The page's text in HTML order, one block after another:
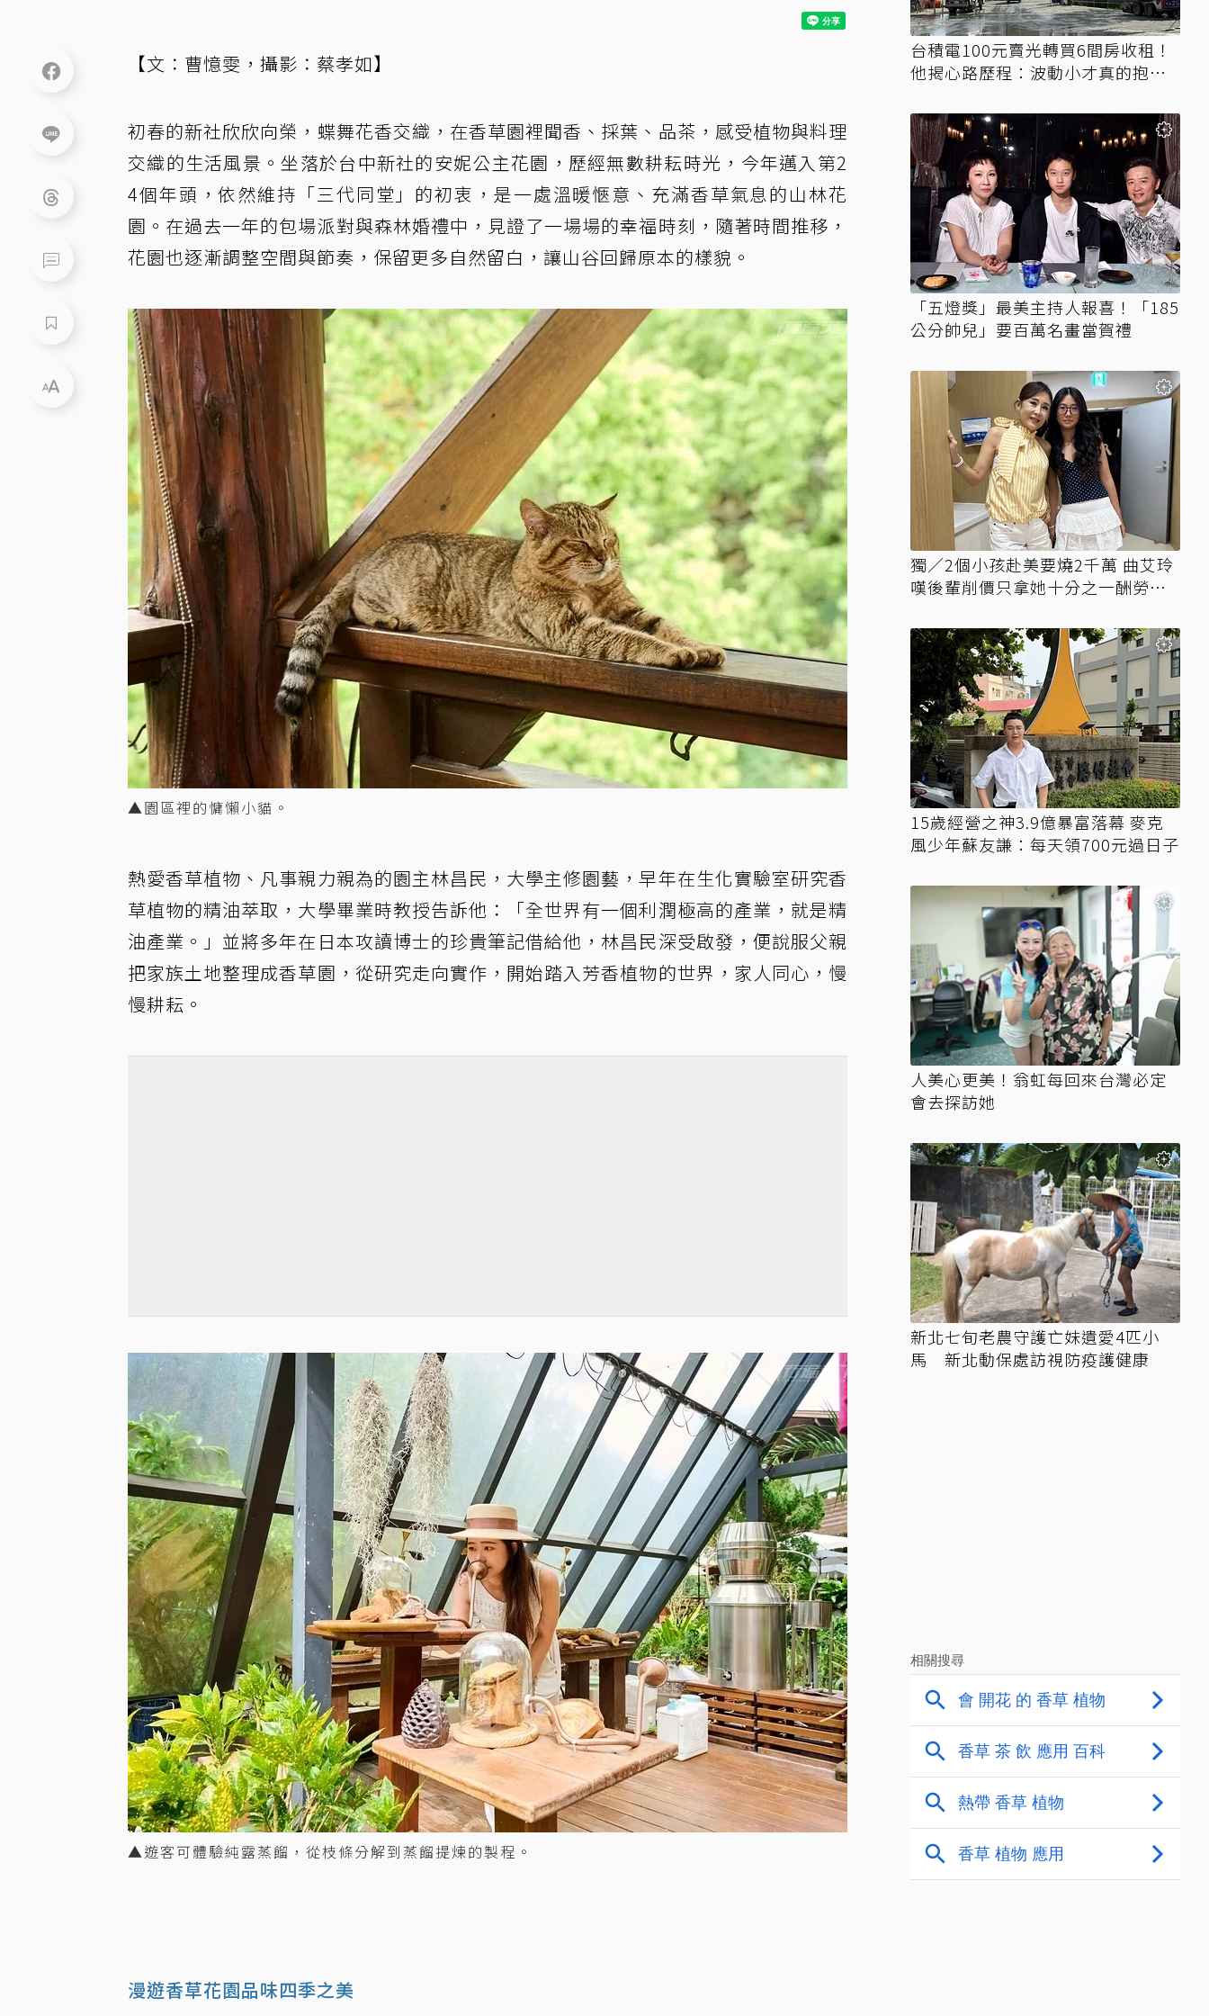
【文：曹憶雯，攝影：蔡孝如】
初春的新社欣欣向榮，蝶舞花香交織，在香草園裡聞香、採葉、品茶，感受植物與料理
交織的生活風景。坐落於台中新社的安妮公主花園，歷經無數耕耘時光，今年邁入第2
4個年頭，依然維持「三代同堂」的初衷，是一處溫暖愜意、充滿香草氣息的山林花
園。在過去一年的包場派對與森林婚禮中，見證了一場場的幸福時刻，隨著時間推移，
花園也逐漸調整空間與節奏，保留更多自然留白，讓山谷回歸原本的樣貌。
▲園區裡的慵懶小貓。
熱愛香草植物、凡事親力親為的園主林昌民，大學主修園藝，早年在生化實驗室研究香
草植物的精油萃取，大學畢業時教授告訴他：「全世界有一個利潤極高的產業，就是精
油產業。」並將多年在日本攻讀博士的珍貴筆記借給他，林昌民深受啟發，便說服父親
把家族土地整理成香草園，從研究走向實作，開始踏入芳香植物的世界，家人同心，慢
慢耕耘。
▲遊客可體驗純露蒸餾，從枝條分解到蒸餾提煉的製程。
漫遊香草花園品味四季之美
台積電100元賣光轉買6間房收租！
他揭心路歷程：波動小才真的抱得
「五燈獎」最美主持人報喜！「185
公分帥兒」要百萬名畫當賀禮
獨／2個小孩赴美要燒2千萬 曲艾玲
嘆後輩削價只拿她十分之一酬勞競
15歲經營之神3.9億暴富落幕 麥克
風少年蘇友謙：每天領700元過日子
人美心更美！翁虹每回來台灣必定
會去探訪她
新北七旬老農守護亡妹遺愛4匹小
馬 新北動保處訪視防疫護健康